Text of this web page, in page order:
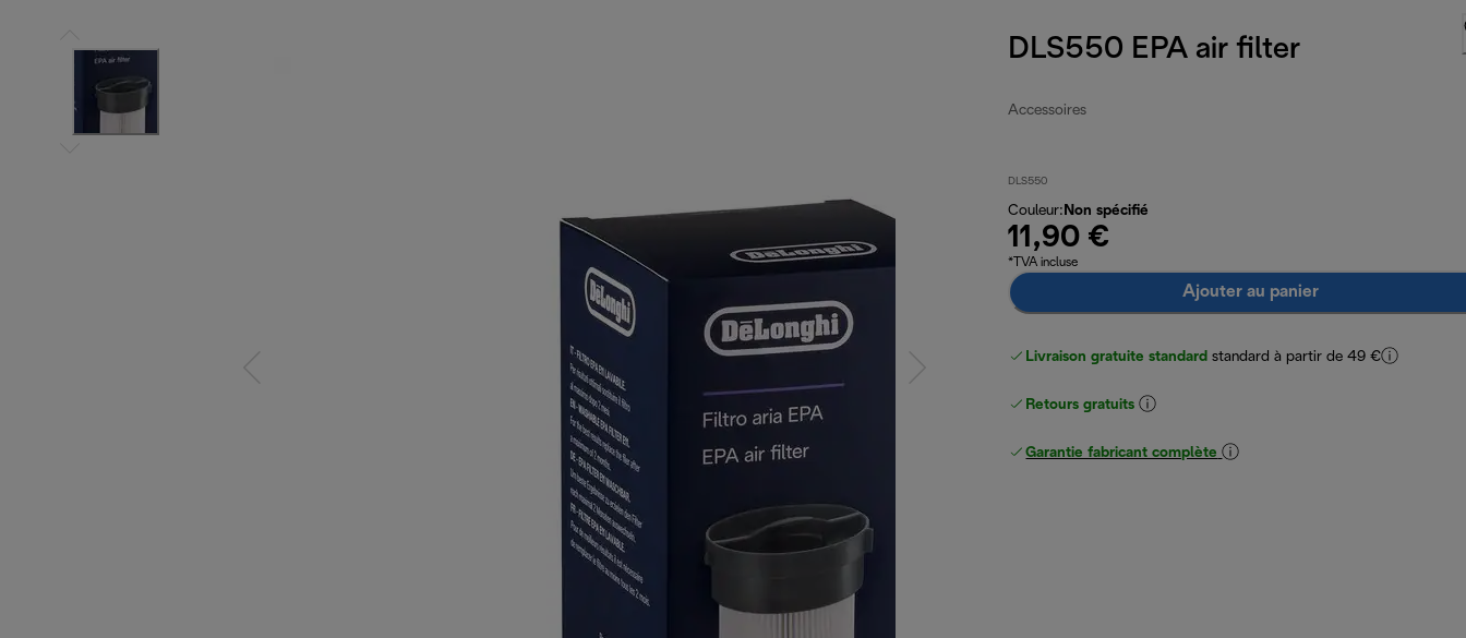
DLS550 EPA air filter
Accessoires
DLS550
Couleur: Non spécifié
11,90 €
*TVA incluse
Ajouter au panier
Livraison gratuite standard standard à partir de 49 €
Retours gratuits
Garantie fabricant complète